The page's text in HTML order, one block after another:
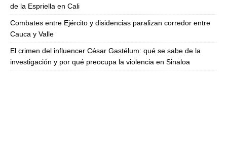
de la Espriella en Cali
Combates entre Ejército y disidencias paralizan corredor entre
Cauca y Valle
El crimen del influencer César Gastélum: qué se sabe de la
investigación y por qué preocupa la violencia en Sinaloa